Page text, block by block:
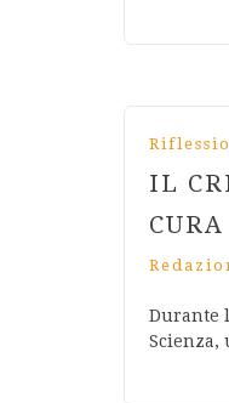
IL
Durante
Scienza,